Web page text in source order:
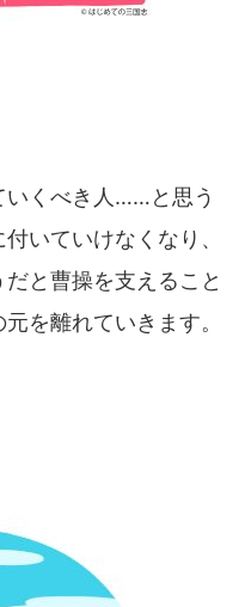
いくべき人……と思う
いていけなくなり、
と曹操を支えること
を離れていきます。